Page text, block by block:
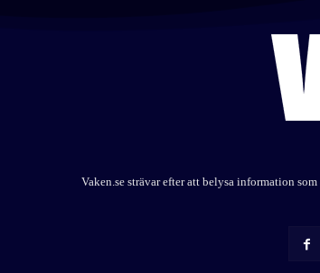
Vaken.se strävar efter att belysa information